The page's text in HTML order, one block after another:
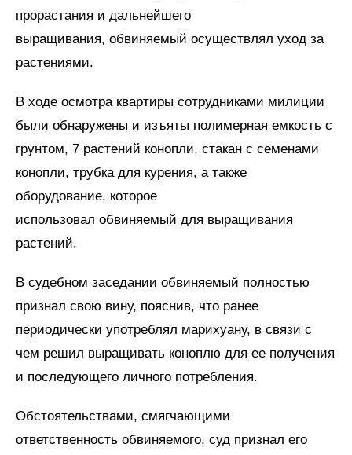
прорастания и дальнейшего
выращивания, обвиняемый осуществлял уход за
растениями.
В ходе осмотра квартиры сотрудниками милиции
были обнаружены и изъяты полимерная емкость с
грунтом, 7 растений конопли, стакан с семенами
конопли, трубка для курения, а также
оборудование, которое
использовал обвиняемый для выращивания
растений.
В судебном заседании обвиняемый полностью
признал свою вину, пояснив, что ранее
периодически употреблял марихуану, в связи с
чем решил выращивать коноплю для ее получения
и последующего личного потребления.
Обстоятельствами, смягчающими
ответственность обвиняемого, суд признал его